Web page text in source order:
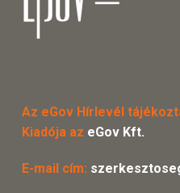
Az eGov Hírlevél
Kiadója az eGov Kft.
E-mail cím: